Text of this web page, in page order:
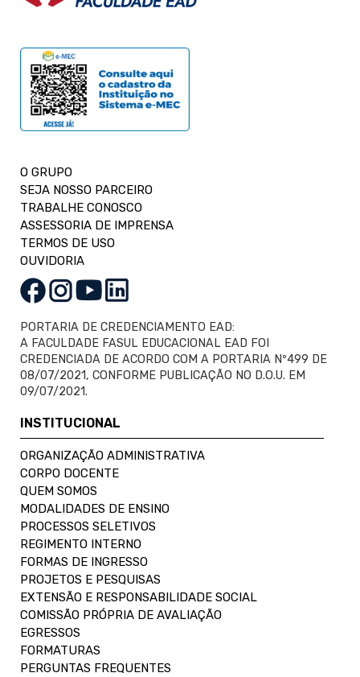
O GRUPO
SEJA NOSSO PARCEIRO
TRABALHE CONOSCO
ASSESSORIA DE IMPRENSA
TERMOS DE USO
OUVIDORIA
PORTARIA DE CREDENCIAMENTO EAD:
A FACULDADE FASUL EDUCACIONAL EAD FOI
CREDENCIADA DE ACORDO COM A PORTARIA Nº499 DE
08/07/2021, CONFORME PUBLICAÇÃO NO D.O.U. EM
09/07/2021.
INSTITUCIONAL
ORGANIZAÇÃO ADMINISTRATIVA
CORPO DOCENTE
QUEM SOMOS
MODALIDADES DE ENSINO
PROCESSOS SELETIVOS
REGIMENTO INTERNO
FORMAS DE INGRESSO
PROJETOS E PESQUISAS
EXTENSÃO E RESPONSABILIDADE SOCIAL
COMISSÃO PRÓPRIA DE AVALIAÇÃO
EGRESSOS
FORMATURAS
PERGUNTAS FREQUENTES